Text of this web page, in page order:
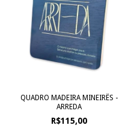
QUADRO MADEIRA MINEIRÊS -
ARREDA
R$115,00